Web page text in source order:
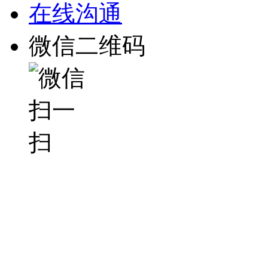
在线沟通
微信二维码